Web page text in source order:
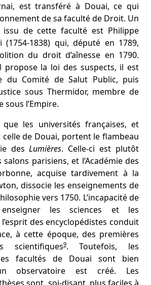
est transféré à Douai, ce qui
de sa faculté de Droit. Un
issu de cette faculté est Philippe
1838) qui, député en 1789,
du droit d’aînesse en 1790.
propose la loi des suspects, il est
du Comité de Salut Public, puis
sous Thermidor, membre de
sous l’Empire.
les universités françaises, et
de Douai, portent le flambeau
desLumières. Celle-ci est plutôt
parisiens, et l’Académie des
acquise tardivement à la
dissocie les enseignements de
vers 1750. L’incapacité de
enseigner les sciences et les
des encyclopédistes conduit
à cette époque, des premières
scientifiques9. Toutefois, les
facultés de Douai sont bien
observatoire est créé. Les